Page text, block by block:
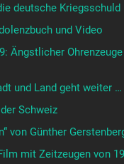
deutsche Kriegsschuld
und Video
Ängstlicher
und Land geht weiter …
Schweiz
von Günther
mit Zeitzeugen von